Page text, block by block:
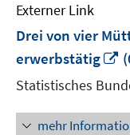
Externer Link
Drei von vier
erwerbstätig
Statistisches
mehr